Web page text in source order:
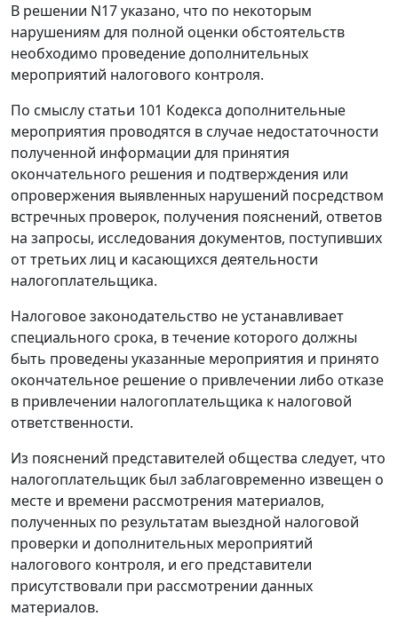
В решении N17 указано, что по некоторым
нарушениям для полной оценки обстоятельств
необходимо проведение дополнительных
мероприятий налогового контроля.
По смыслу статьи 101 Кодекса дополнительные
мероприятия проводятся в случае недостаточности
полученной информации для принятия
окончательного решения и подтверждения или
опровержения выявленных нарушений посредством
встречных проверок, получения пояснений, ответов
на запросы, исследования документов, поступивших
от третьих лиц и касающихся деятельности
налогоплательщика.
Налоговое законодательство не устанавливает
специального срока, в течение которого должны
быть проведены указанные мероприятия и принято
окончательное решение о привлечении либо отказе
в привлечении налогоплательщика к налоговой
ответственности.
Из пояснений представителей общества следует, что
налогоплательщик был заблаговременно извещен о
месте и времени рассмотрения материалов,
полученных по результатам выездной налоговой
проверки и дополнительных мероприятий
налогового контроля, и его представители
присутствовали при рассмотрении данных
материалов.